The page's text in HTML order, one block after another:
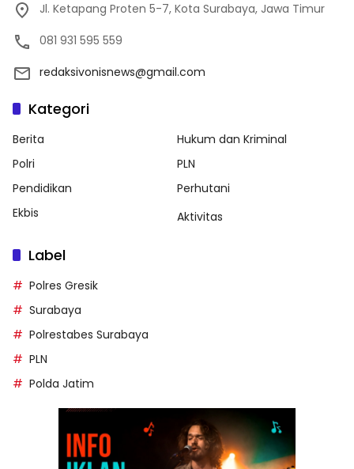
Jl. Ketapang Proten 5-7, Kota Surabaya, Jawa Timur
081 931 595 559
redaksivonisnews@gmail.com
Kategori
Berita
Hukum dan Kriminal
Polri
PLN
Pendidikan
Perhutani
Ekbis
Aktivitas
Label
Polres Gresik
Surabaya
Polrestabes Surabaya
PLN
Polda Jatim